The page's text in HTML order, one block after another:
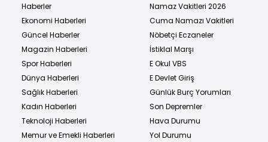
Haberler
Ekonomi Haberleri
Güncel Haberler
Magazin Haberleri
Spor Haberleri
Dünya Haberleri
Sağlık Haberleri
Kadın Haberleri
Teknoloji Haberleri
Memur ve Emekli Haberleri
Namaz Vakitleri 2026
Cuma Namazı Vakitleri
Nöbetçi Eczaneler
İstiklal Marşı
E Okul VBS
E Devlet Giriş
Günlük Burç Yorumları
Son Depremler
Hava Durumu
Yol Durumu